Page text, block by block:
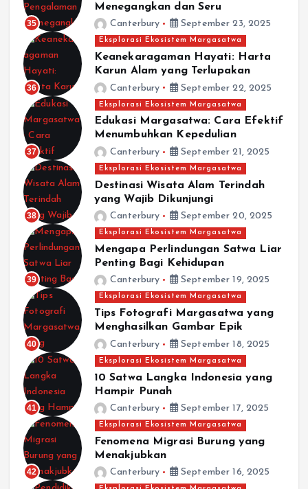
35
Menegangkan dan Seru
Canterbury September 23, 2025
36
Eksplorasi Ekosistem Margasatwa
Keanekaragaman Hayati: Harta
Karun Alam yang Terlupakan
Canterbury September 22, 2025
37
Eksplorasi Ekosistem Margasatwa
Edukasi Margasatwa: Cara Efektif
Menumbuhkan Kepedulian
Canterbury September 21, 2025
38
Eksplorasi Ekosistem Margasatwa
Destinasi Wisata Alam Terindah
yang Wajib Dikunjungi
Canterbury September 20, 2025
39
Eksplorasi Ekosistem Margasatwa
Mengapa Perlindungan Satwa Liar
Penting Bagi Kehidupan
Canterbury September 19, 2025
40
Eksplorasi Ekosistem Margasatwa
Tips Fotografi Margasatwa yang
Menghasilkan Gambar Epik
Canterbury September 18, 2025
41
Eksplorasi Ekosistem Margasatwa
10 Satwa Langka Indonesia yang
Hampir Punah
Canterbury September 17, 2025
42
Eksplorasi Ekosistem Margasatwa
Fenomena Migrasi Burung yang
Menakjubkan
Canterbury September 16, 2025